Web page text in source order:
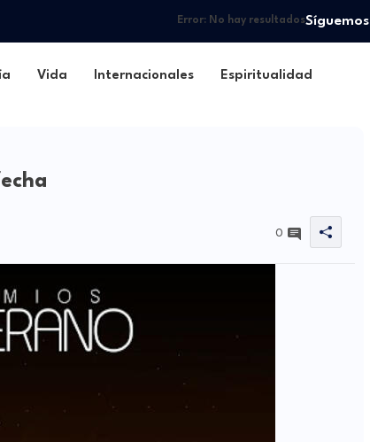
Error:No hay resultadosSíguemos
Vida Internacionales Espiritualidad
0